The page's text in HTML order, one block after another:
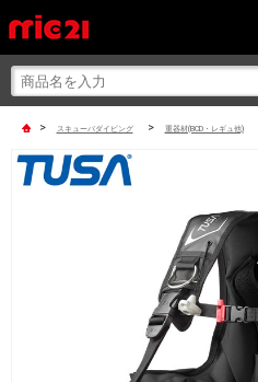
> スキューバダイビング > 重器材(BCD・レギュ他)